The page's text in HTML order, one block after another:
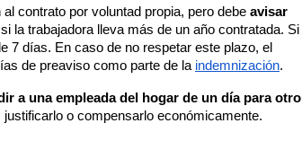
contrato por voluntad propia, pero debe avisar
si la trabajadora lleva más de un año contratada. Si
7 días. En caso de no respetar este plazo, el
de preaviso como parte de la indemnización.
a una empleada del hogar de un día para otro
justificarlo o compensarlo económicamente.